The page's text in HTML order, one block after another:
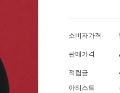
소비자가격
판매가격
적립금
아티스트